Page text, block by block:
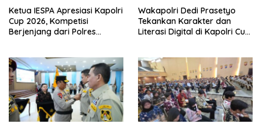
Ketua IESPA Apresiasi Kapolri
Cup 2026, Kompetisi
Berjenjang dari Polres
Wakapolri Dedi Prasetyo
Tekankan Karakter dan
Literasi Digital di Kapolri Cup